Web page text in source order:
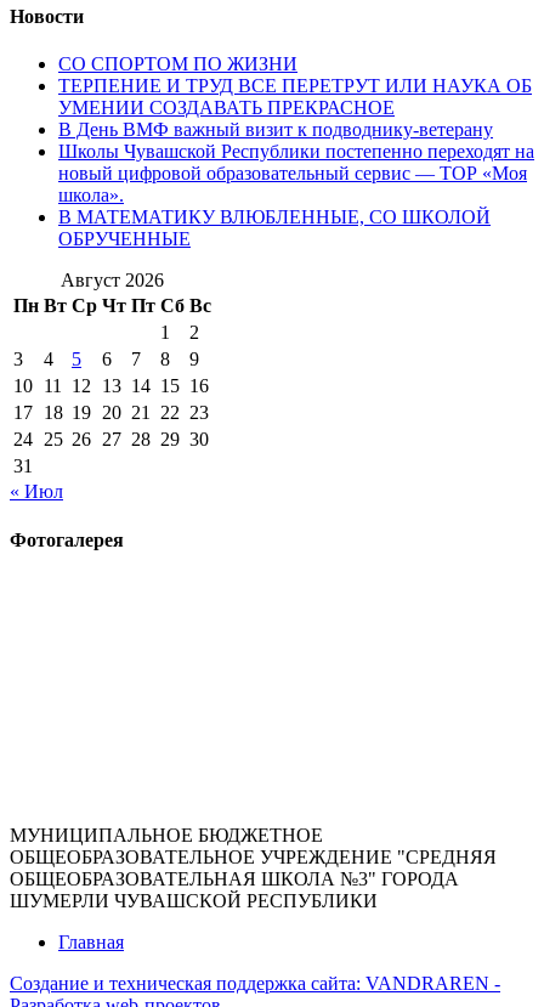
Новости
СО СПОРТОМ ПО ЖИЗНИ
ТЕРПЕНИЕ И ТРУД ВСЕ ПЕРЕТРУТ ИЛИ НАУКА ОБ
УМЕНИИ СОЗДАВАТЬ ПРЕКРАСНОЕ
В День ВМФ важный визит к подводнику-ветерану
Школы Чувашской Республики постепенно переходят на
новый цифровой образовательный сервис — ТОР «Моя
школа».
В МАТЕМАТИКУ ВЛЮБЛЕННЫЕ, СО ШКОЛОЙ
ОБРУЧЕННЫЕ
Август 2026
Пн Вт Ср Чт Пт Сб Вс
1
2
3
4 5 6 7 8
9
10 11 12 13 14 15 16
17 18 19 20 21 22 23
24 25 26 27 28 29 30
31
« Июл
Фотогалерея
МУНИЦИПАЛЬНОЕ БЮДЖЕТНОЕ
ОБЩЕОБРАЗОВАТЕЛЬНОЕ УЧРЕЖДЕНИЕ "СРЕДНЯЯ
ОБЩЕОБРАЗОВАТЕЛЬНАЯ ШКОЛА №3" ГОРОДА
ШУМЕРЛИ ЧУВАШСКОЙ РЕСПУБЛИКИ
Главная
Создание и техническая поддержка сайта: VANDRAREN -